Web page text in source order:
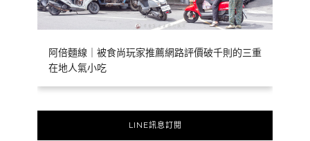
阿倍麵線｜被食尚玩家推薦網路評價破千則的三重
在地人氣小吃
LINE訊息訂閱